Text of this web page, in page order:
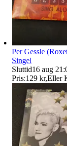
Per Gessle
Singel
Sluttid16 aug
Pris:129 kr,Eller